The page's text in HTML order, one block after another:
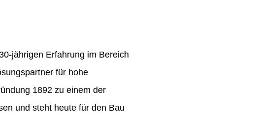
jährigen Erfahrung im Bereich
für hohe
1892 zu einem der
und steht heute für den Bau